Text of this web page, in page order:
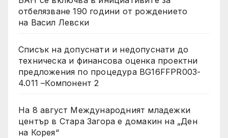
отбелязване 190 години от рождението
на Васил Левски
Списък на допуснати и недопуснати до
техническа и финансова оценка проектни
предложения по процедура BG16FFPR003-
4.011 –Компонент 2
На 8 август Международният младежки
център в Стара Загора е домакин на „Ден
на Корея“